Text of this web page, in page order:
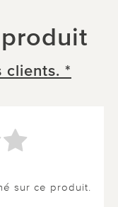
clients. *
sur ce produit.